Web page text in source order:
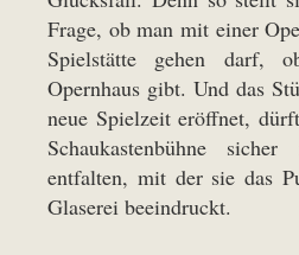
Frage, ob man mit einer
Spielstätte gehen darf,
Opernhaus gibt. Und das
neue Spielzeit eröffnet,
Schaukastenbühne
entfalten, mit der sie das
Glaserei beeindruckt.